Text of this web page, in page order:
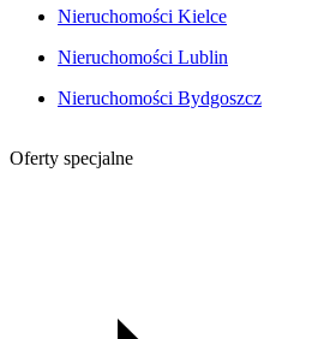
Nieruchomości Kielce
Nieruchomości Lublin
Nieruchomości Bydgoszcz
Oferty specjalne